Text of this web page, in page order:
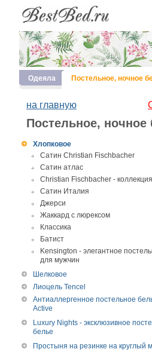
Одеяла Постельное, ночное
на главную
Постельное, ночное
Хлопковое
Сатин Christian Fischbacher
Сатин атлас
Christian Fischbacher -
Сатин Италия
Джерси
Жаккард с люрексом
Классика
Батист
Kensington - элегантное
для мужчин
Шелковое
Лиоцель Tencel
Антиаллергенное постельное
Active
Luxury Nights - эксклюзивное
белье
Простыня на резинке на круглый